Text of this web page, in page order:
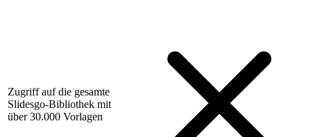
Zugriff auf die gesamte
Slidesgo-Bibliothek mit
über 30.000 Vorlagen